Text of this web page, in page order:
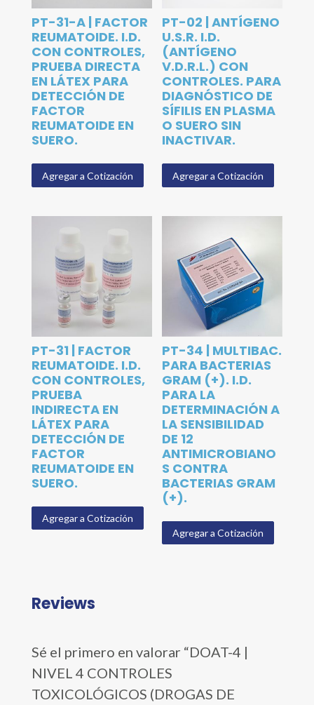
PT-31-A | FACTOR
REUMATOIDE. I.D.
CON CONTROLES,
PRUEBA DIRECTA
EN LÁTEX PARA
DETECCIÓN DE
FACTOR
REUMATOIDE EN
SUERO.
Agregar a Cotización
PT-02 | ANTÍGENO
U.S.R. I.D.
(ANTÍGENO
V.D.R.L.) CON
CONTROLES. PARA
DIAGNÓSTICO DE
SÍFILIS EN PLASMA
O SUERO SIN
INACTIVAR.
Agregar a Cotización
PT-31 | FACTOR
REUMATOIDE. I.D.
CON CONTROLES,
PRUEBA
INDIRECTA EN
LÁTEX PARA
DETECCIÓN DE
FACTOR
REUMATOIDE EN
SUERO.
Agregar a Cotización
PT-34 | MULTIBAC.
PARA BACTERIAS
GRAM (+). I.D.
PARA LA
DETERMINACIÓN A
LA SENSIBILIDAD
DE 12
ANTIMICROBIANO
S CONTRA
BACTERIAS GRAM
(+).
Agregar a Cotización
Reviews
Sé el primero en valorar “DOAT-4 |
NIVEL 4 CONTROLES
TOXICOLÓGICOS (DROGAS DE